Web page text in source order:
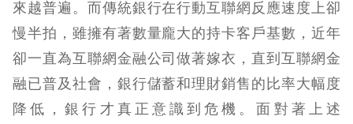
來越普遍。而傳統銀行在行動互聯網反應速度上卻
慢半拍，雖擁有著數量龐大的持卡客戶基數，近年
卻一直為互聯網金融公司做著嫁衣，直到互聯網金
融已普及社會，銀行儲蓄和理財銷售的比率大幅度
降低，銀行才真正意識到危機。面對著上述